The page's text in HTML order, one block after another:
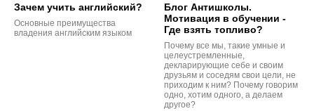
Зачем учить английский?
Основные преимущества
владения английским языком
Блог Антишколы.
Мотивация в обучении -
Где взять топливо?
Почему все мы, такие умные и
целеустремленные,
декларирующие себе и своим
друзьям и соседям свои цели, не
приходим к ним? Почему говорим
одно, хотим одного, а делаем
другое?